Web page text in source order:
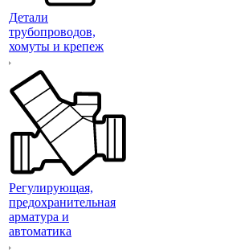
Детали
трубопроводов,
хомуты и крепеж
Регулирующая,
предохранительная
арматура и
автоматика